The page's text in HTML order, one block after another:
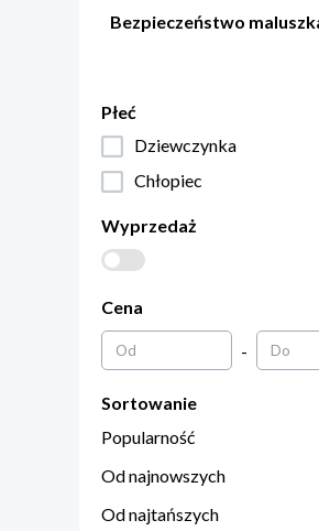
Bezpieczeństwo
Płeć
Dziewczynka
Chłopiec
Wyprzedaż
Cena
-
Sortowanie
Popularność
Od najnowszych
Od najtańszych